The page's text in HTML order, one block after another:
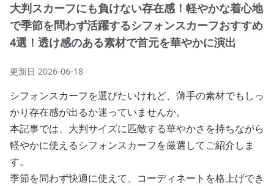
大判スカーフにも負けない存在感！軽やかな着心地
で季節を問わず活躍するシフォンスカーフおすすめ
4選！透け感のある素材で首元を華やかに演出
更新日 2026-06-18
シフォンスカーフを選びたいけれど、薄手の素材でもしっ
かり存在感が出るか迷っていませんか。
本記事では、大判サイズに匹敵する華やかさを持ちながら
軽やかに使えるシフォンスカーフを厳選してご紹介しま
す。
季節を問わず快適に使えて、コーディネートを格上げでき